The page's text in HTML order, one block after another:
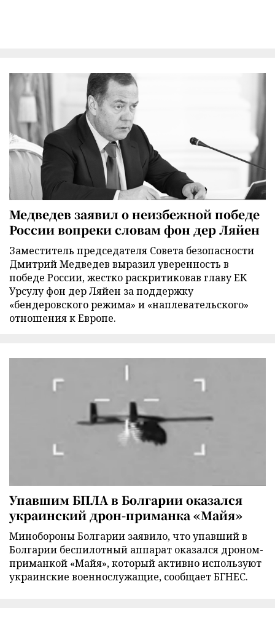
Медведев заявил о неизбежной победе
России вопреки словам фон дер Ляйен
Заместитель председателя Совета безопасности
Дмитрий Медведев выразил уверенность в
победе России, жестко раскритиковав главу ЕК
Урсулу фон дер Ляйен за поддержку
«бендеровского режима» и «наплевательского»
отношения к Европе.
Упавшим БПЛА в Болгарии оказался
украинский дрон-приманка «Майя»
Минобороны Болгарии заявило, что упавший в
Болгарии беспилотный аппарат оказался дроном-
приманкой «Майя», который активно используют
украинские военнослужащие, сообщает БГНЕС.